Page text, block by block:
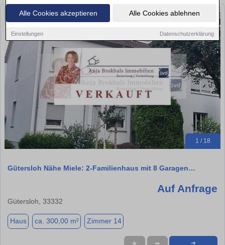
Alle Cookies akzeptieren Alle Cookies ablehnen
Einstellungen Datenschutzerklärung
1 / 18
Gütersloh Nähe Miele: 2-Familienhaus mit 8 Garagen…
Auf Anfrage
Gütersloh, 33332
Haus ca. 300,00 m² Zimmer 14
★ ➦ ➜